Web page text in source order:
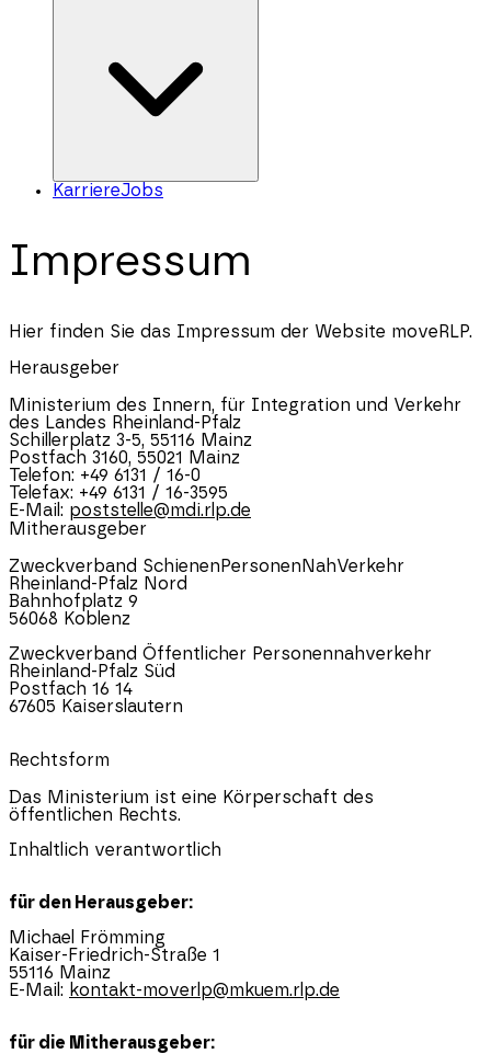
KarriereJobs
Impressum
Hier finden Sie das Impressum der Website moveRLP.
Herausgeber
Ministerium des Innern, für Integration und Verkehr
des Landes Rheinland-Pfalz
Schillerplatz 3-5, 55116 Mainz
Postfach 3160, 55021 Mainz
Telefon: +49 6131 / 16-0
Telefax: +49 6131 / 16-3595
E-Mail: poststelle@mdi.rlp.de
Mitherausgeber
Zweckverband SchienenPersonenNahVerkehr
Rheinland-Pfalz Nord
Bahnhofplatz 9
56068 Koblenz
Zweckverband Öffentlicher Personennahverkehr
Rheinland-Pfalz Süd
Postfach 16 14
67605 Kaiserslautern
Rechtsform
Das Ministerium ist eine Körperschaft des
öffentlichen Rechts.
Inhaltlich verantwortlich
für den Herausgeber:
Michael Frömming
Kaiser-Friedrich-Straße 1
55116 Mainz
E-Mail: kontakt-moverlp@mkuem.rlp.de
für die Mitherausgeber: